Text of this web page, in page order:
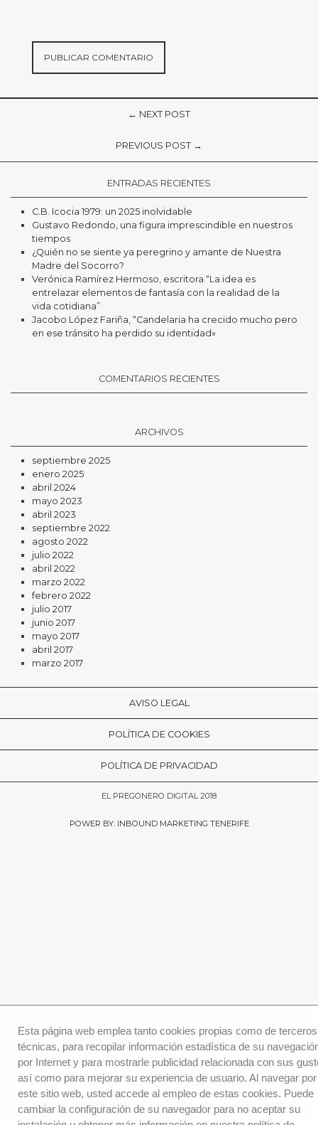
← NEXT POST
PREVIOUS POST →
ENTRADAS RECIENTES
C.B. Icocia 1979: un 2025 inolvidable
Gustavo Redondo, una figura imprescindible en nuestros
tiempos
¿Quién no se siente ya peregrino y amante de Nuestra
Madre del Socorro?
Verónica Ramírez Hermoso, escritora “La idea es
entrelazar elementos de fantasía con la realidad de la
vida cotidiana”
Jacobo López Fariña, “Candelaria ha crecido mucho pero
en ese tránsito ha perdido su identidad»
COMENTARIOS RECIENTES
ARCHIVOS
septiembre 2025
enero 2025
abril 2024
mayo 2023
abril 2023
septiembre 2022
agosto 2022
julio 2022
abril 2022
marzo 2022
febrero 2022
julio 2017
junio 2017
mayo 2017
abril 2017
marzo 2017
AVISO LEGAL
POLÍTICA DE COOKIES
POLÍTICA DE PRIVACIDAD
EL PREGONERO DIGITAL 2018
POWER BY: INBOUND MARKETING TENERIFE
Esta página web emplea tanto cookies propias como de terceros
técnicas, para recopilar información estadística de su
por Internet y para mostrarle publicidad relacionada con sus
así como para mejorar su experiencia de usuario. Al navegar por
este sitio web, usted accede al empleo de estas cookies. Puede
cambiar la configuración de su navegador para no aceptar su